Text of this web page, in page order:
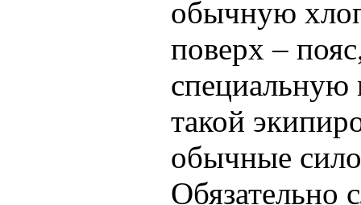
обычную
поверх –
специальную
такой
обычные
Обязательно